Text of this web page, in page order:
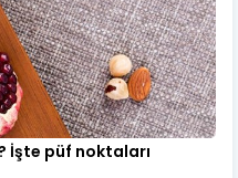
İşte püf noktaları